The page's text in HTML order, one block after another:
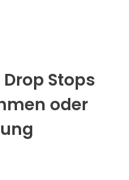
Stops
oder